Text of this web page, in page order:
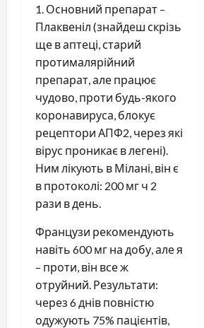
1. Основний препарат –
Плаквеніл (знайдеш скрізь
ще в аптеці, старий
протималярійний
препарат, але працює
чудово, проти будь-якого
коронавируса, блокує
рецептори АПФ2, через які
вірус проникає в легені).
Ним лікують в Мілані, він є
в протоколі: 200 мг ч 2
рази в день.
Французи рекомендують
навіть 600 мг на добу, але я
– проти, він все ж
отруйний. Результати:
через 6 днів повністю
одужують 75% пацієнтів,